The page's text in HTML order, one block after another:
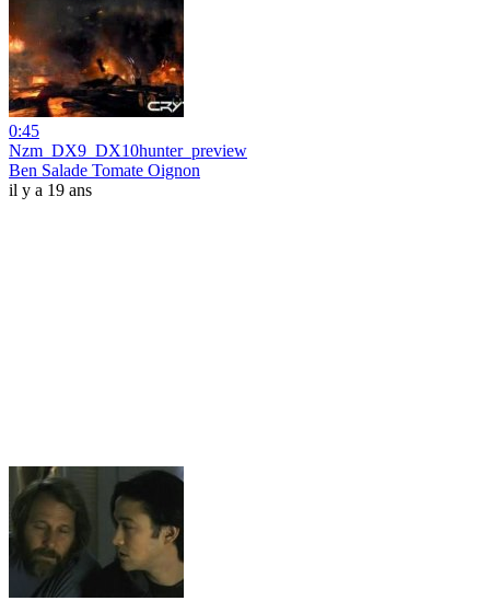
0:45
Nzm_DX9_DX10hunter_preview
Ben Salade Tomate Oignon
il y a 19 ans